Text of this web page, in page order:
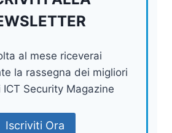
al mese riceverai
la rassegna dei migliori
Security Magazine
Iscriviti Ora